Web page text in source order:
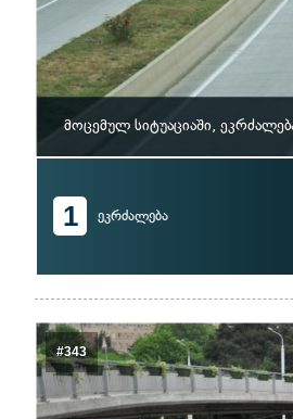
მოცემულ სიტუაციაში,
1 ეკრძალება
#343